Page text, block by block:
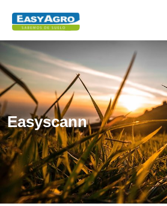
Easyscann